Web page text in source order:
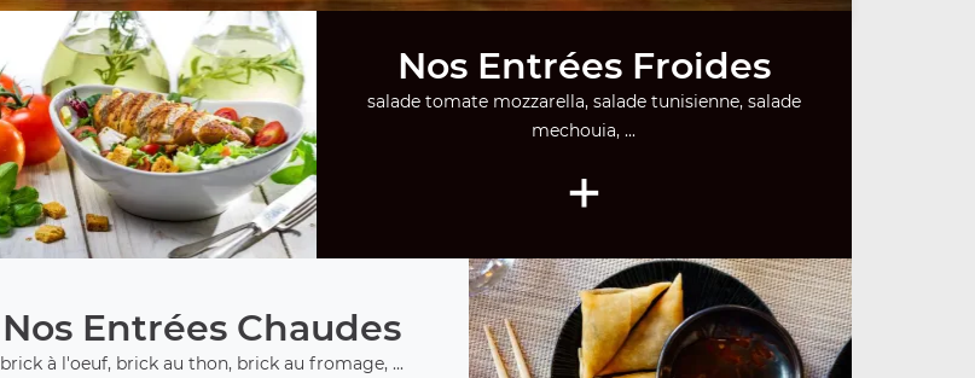
Nos Entrées Froides
salade tomate mozzarella, salade tunisienne, salade
mechouia, ...
+
Nos Entrées Chaudes
brick à l'oeuf, brick au thon, brick au fromage, ...